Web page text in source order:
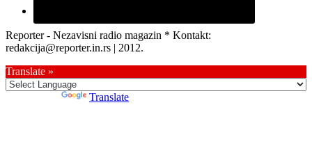
Reporter - Nezavisni radio magazin * Kontakt:
redakcija@reporter.in.rs | 2012.
Translate »
Translate